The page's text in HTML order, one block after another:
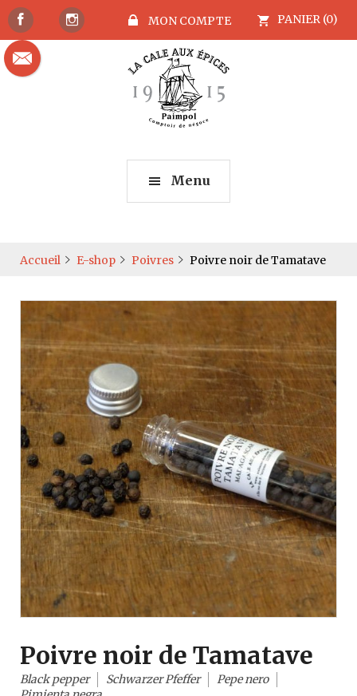
MON COMPTE PANIER (0)
Menu
Accueil E-shop Poivres Poivre noir de Tamatave
Poivre noir de Tamatave
Black pepper Schwarzer Pfeffer
Pepe nero